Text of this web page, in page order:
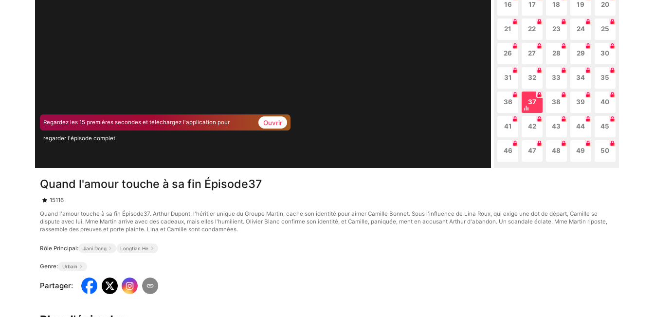
Regardez les 15 premières secondes et téléchargez l'application pour
regarder l'épisode complet.
Ouvrir
16 17 18 19 20
21 22 23 24 25
26 27 28 29 30
31 32 33 34 35
36 37 38 39 40
41 42 43 44 45
46 47 48 49 50
Quand l'amour touche à sa fin Épisode37
15116
Quand l'amour touche à sa fin Épisode37. Arthur Dupont, l'héritier unique du Groupe Martin, cache son identité pour aimer Camille Bonnet. Sous l'influence de Lina Roux, qui exige une dot de départ, Camille se
dispute avec lui. Mme Martin arrive avec des cadeaux, mais elles l'humilient. Olivier Blanc confirme son identité, et Camille, paniquée, ment en accusant Arthur d'abandon. Un scandale éclate. Mme Martin riposte,
rassemble des preuves et porte plainte. Lina et Camille sont condamnées.
Rôle Principal: Jiani Dong Longtian He
Genre: Urbain
Partager: